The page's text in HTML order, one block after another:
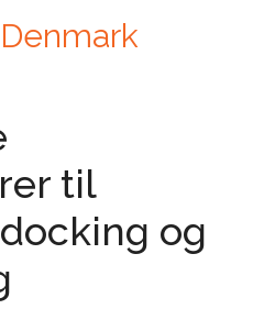
til
og